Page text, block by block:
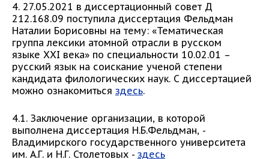
4. 27.05.2021 в диссертационный совет Д
212.168.09 поступила диссертация Фельдман
Наталии Борисовны на тему: «Тематическая
группа лексики атомной отрасли в русском
языке XXI века» по специальности 10.02.01 –
русский язык на соискание ученой степени
кандидата филологических наук. С диссертацией
можно ознакомиться здесь.
4.1. Заключение организации, в которой
выполнена диссертация Н.Б.Фельдман, -
Владимирского государственного университета
им. А.Г. и Н.Г. Столетовых - здесь